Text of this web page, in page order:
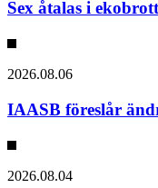
Sex åtalas i
2026.08.06
IAASB föreslår
2026.08.04